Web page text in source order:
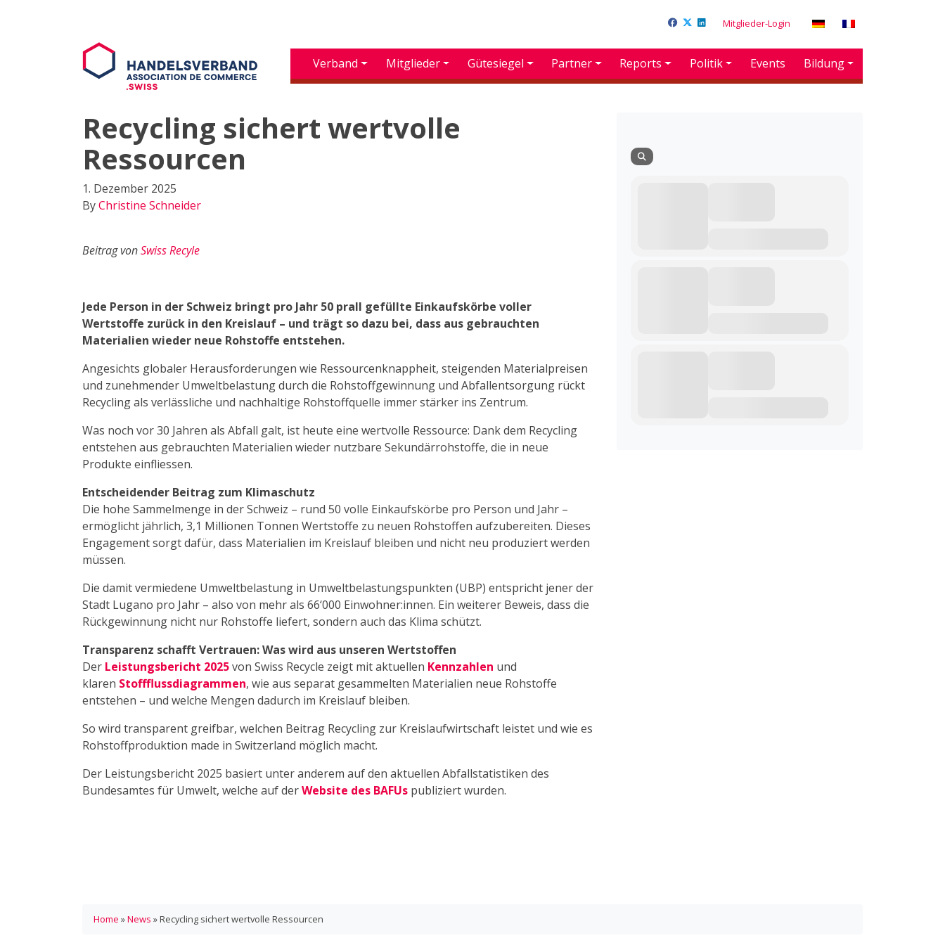
Mitglieder-Login
Verband Mitglieder Gütesiegel Partner Reports Politik Events Bildung
Recycling sichert wertvolle
Ressourcen
1. Dezember 2025
ByChristine Schneider
Beitrag vonSwiss Recyle
Jede Person in der Schweiz bringt pro Jahr 50 prall gefüllte Einkaufskörbe voller
Wertstoffe zurück in den Kreislauf – und trägt so dazu bei, dass aus gebrauchten
Materialien wieder neue Rohstoffe entstehen.
Angesichts globaler Herausforderungen wie Ressourcenknappheit, steigenden Materialpreisen
und zunehmender Umweltbelastung durch die Rohstoffgewinnung und Abfallentsorgung rückt
Recycling als verlässliche und nachhaltige Rohstoffquelle immer stärker ins Zentrum.
Was noch vor 30 Jahren als Abfall galt, ist heute eine wertvolle Ressource: Dank dem Recycling
entstehen aus gebrauchten Materialien wieder nutzbare Sekundärrohstoffe, die in neue
Produkte einfliessen.
Entscheidender Beitrag zum Klimaschutz
Die hohe Sammelmenge in der Schweiz – rund 50 volle Einkaufskörbe pro Person und Jahr –
ermöglicht jährlich, 3,1 Millionen Tonnen Wertstoffe zu neuen Rohstoffen aufzubereiten. Dieses
Engagement sorgt dafür, dass Materialien im Kreislauf bleiben und nicht neu produziert werden
müssen.
Die damit vermiedene Umweltbelastung in Umweltbelastungspunkten (UBP) entspricht jener der
Stadt Lugano pro Jahr – also von mehr als 66‘000 Einwohner:innen. Ein weiterer Beweis, dass die
Rückgewinnung nicht nur Rohstoffe liefert, sondern auch das Klima schützt.
Transparenz schafft Vertrauen: Was wird aus unseren Wertstoffen
Der Leistungsbericht 2025von Swiss Recycle zeigt mit aktuellen Kennzahlen und
klaren Stoffflussdiagrammen, wie aus separat gesammelten Materialien neue Rohstoffe
entstehen – und welche Mengen dadurch im Kreislauf bleiben.
So wird transparent greifbar, welchen Beitrag Recycling zur Kreislaufwirtschaft leistet und wie es
Rohstoffproduktion made in Switzerland möglich macht.
Der Leistungsbericht 2025 basiert unter anderem auf den aktuellen Abfallstatistiken des
Bundesamtes für Umwelt, welche auf derWebsite des BAFUs publiziert wurden.
Home »News »Recycling sichert wertvolle Ressourcen